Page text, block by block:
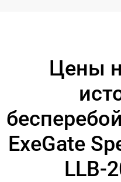
Цены
ExeGate
LLB-